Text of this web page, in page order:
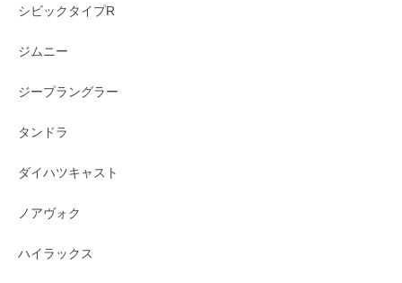
シビックタイプR
ジムニー
ジープラングラー
タンドラ
ダイハツキャスト
ノアヴォク
ハイラックス